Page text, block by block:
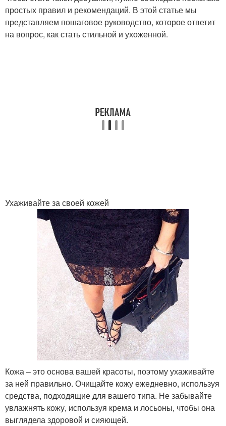
простых правил и рекомендаций. В этой статье мы
представляем пошаговое руководство, которое ответит
на вопрос, как стать стильной и ухоженной.
Ухаживайте за своей кожей
Кожа – это основа вашей красоты, поэтому ухаживайте
за ней правильно. Очищайте кожу ежедневно, используя
средства, подходящие для вашего типа. Не забывайте
увлажнять кожу, используя крема и лосьоны, чтобы она
выглядела здоровой и сияющей.